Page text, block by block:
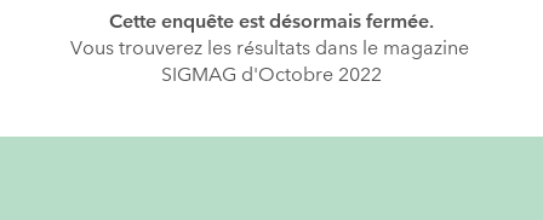
Cette enquête est désormais fermée.
Vous trouverez les résultats dans le magazine
SIGMAG d'Octobre 2022